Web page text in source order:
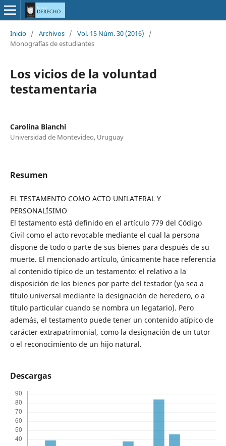
Inicio / Archivos / Vol. 15 Núm. 30 (2016)
/
Monografías de estudiantes
Los vicios de la voluntad
testamentaria
Carolina Bianchi
Universidad de Montevideo, Uruguay
Resumen
EL TESTAMENTO COMO ACTO UNILATERAL Y
PERSONALÍSIMO
El testamento está definido en el artículo 779 del Código
Civil como el acto revocable mediante el cual la persona
dispone de todo o parte de sus bienes para después de su
muerte. El mencionado artículo, únicamente hace referencia
al contenido típico de un testamento: el relativo a la
disposición de los bienes por parte del testador (ya sea a
título universal mediante la designación de heredero, o a
título particular cuando se nombra un legatario). Pero
además, el testamento puede tener un contenido atípico de
carácter extrapatrimonial, como la designación de un tutor
o el reconocimiento de un hijo natural.
Descargas